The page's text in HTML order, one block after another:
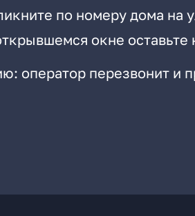
по номеру дома на
окне оставьте
оператор перезвонит и